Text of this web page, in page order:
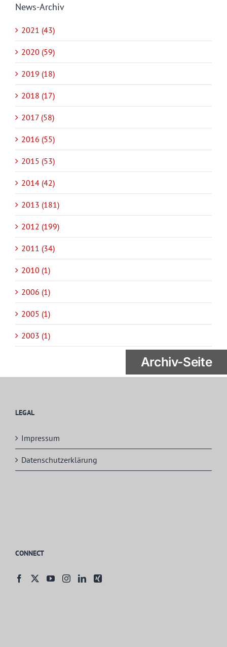
News-Archiv
2021 (43)
2020 (59)
2019 (18)
2018 (17)
2017 (58)
2016 (55)
2015 (53)
2014 (42)
2013 (181)
2012 (199)
2011 (34)
2010 (1)
2006 (1)
2005 (1)
2003 (1)
LEGAL
Impressum
Datenschutzerklärung
CONNECT
Archiv-Seite